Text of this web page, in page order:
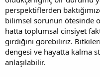
perspektiflerden
bilimsel sorunun ötesinde
hatta toplumsal cinsiyet
girdiğini görebiliriz.
dengesi ve hayatta kalma
anlaşılabilir.